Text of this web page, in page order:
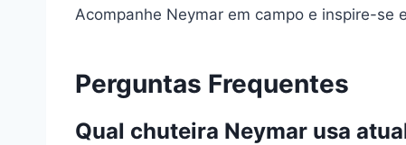
Acompanhe Neymar em campo e inspire-se
Perguntas Frequentes
Qual chuteira Neymar usa